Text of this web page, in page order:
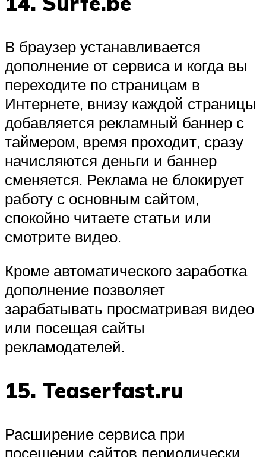
В браузер устанавливается
дополнение от сервиса и когда вы
переходите по страницам в
Интернете, внизу каждой страницы
добавляется рекламный баннер с
таймером, время проходит, сразу
начисляются деньги и баннер
сменяется. Реклама не блокирует
работу с основным сайтом,
спокойно читаете статьи или
смотрите видео.
Кроме автоматического заработка
дополнение позволяет
зарабатывать просматривая видео
или посещая сайты
рекламодателей.
15. Teaserfast.ru
Расширение сервиса при
посещении сайтов периодически